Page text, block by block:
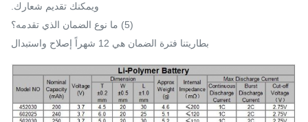
ويمكنك تقديم شعارك.
(5) ما نوع الضمان الذي تقدمه؟
بطاريتنا فترة الضمان هي 12 شهراً إصلاح واستبدال